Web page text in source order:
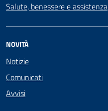
Salute, benessere e assistenza
NOVITÀ
Notizie
Comunicati
Avvisi